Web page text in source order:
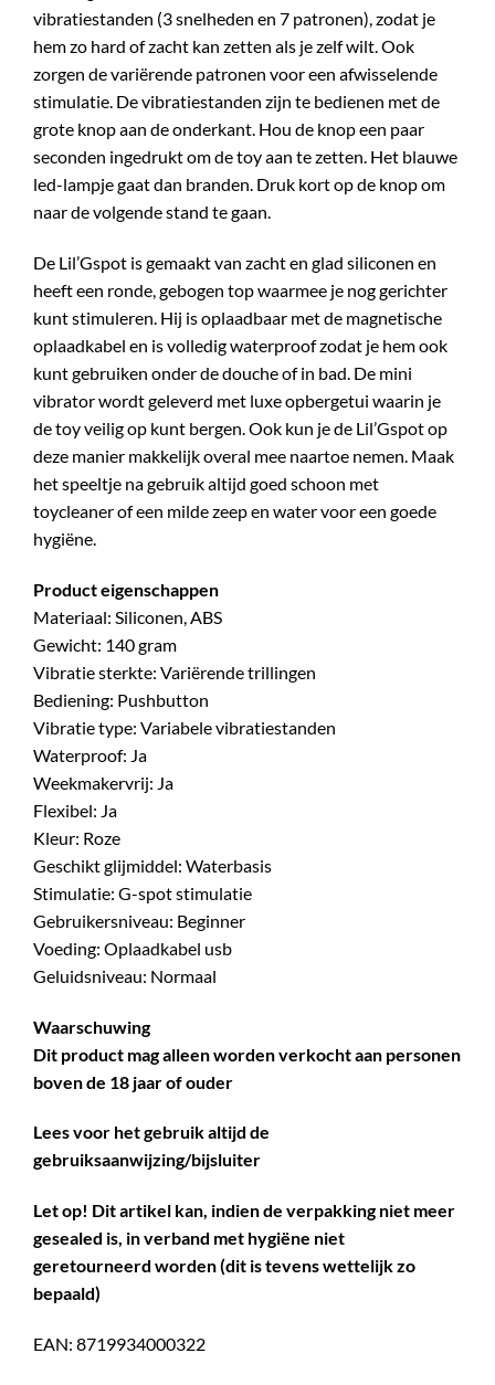
vibratiestanden (3 snelheden en 7 patronen), zodat je
hem zo hard of zacht kan zetten als je zelf wilt. Ook
zorgen de variërende patronen voor een afwisselende
stimulatie. De vibratiestanden zijn te bedienen met de
grote knop aan de onderkant. Hou de knop een paar
seconden ingedrukt om de toy aan te zetten. Het blauwe
led-lampje gaat dan branden. Druk kort op de knop om
naar de volgende stand te gaan.
De Lil’Gspot is gemaakt van zacht en glad siliconen en
heeft een ronde, gebogen top waarmee je nog gerichter
kunt stimuleren. Hij is oplaadbaar met de magnetische
oplaadkabel en is volledig waterproof zodat je hem ook
kunt gebruiken onder de douche of in bad. De mini
vibrator wordt geleverd met luxe opbergetui waarin je
de toy veilig op kunt bergen. Ook kun je de Lil’Gspot op
deze manier makkelijk overal mee naartoe nemen. Maak
het speeltje na gebruik altijd goed schoon met
toycleaner of een milde zeep en water voor een goede
hygiëne.
Product eigenschappen
Materiaal: Siliconen, ABS
Gewicht: 140 gram
Vibratie sterkte: Variërende trillingen
Bediening: Pushbutton
Vibratie type: Variabele vibratiestanden
Waterproof: Ja
Weekmakervrij: Ja
Flexibel: Ja
Kleur: Roze
Geschikt glijmiddel: Waterbasis
Stimulatie: G-spot stimulatie
Gebruikersniveau: Beginner
Voeding: Oplaadkabel usb
Geluidsniveau: Normaal
Waarschuwing
Dit product mag alleen worden verkocht aan personen
boven de 18 jaar of ouder
Lees voor het gebruik altijd de
gebruiksaanwijzing/bijsluiter
Let op! Dit artikel kan, indien de verpakking niet meer
gesealed is, in verband met hygiëne niet
geretourneerd worden (dit is tevens wettelijk zo
bepaald)
EAN: 8719934000322